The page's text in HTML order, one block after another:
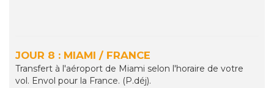
JOUR 8 : MIAMI / FRANCE
Transfert à l'aéroport de Miami selon l'horaire de votre
vol. Envol pour la France. (P.déj).